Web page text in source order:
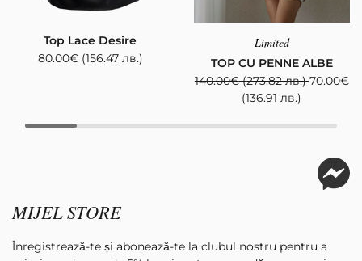
Top Lace Desire
80.00€ (156.47 лв.)
Limited
TOP CU PENNE ALBE
140.00€ (273.82 лв.) 70.00€
(136.91 лв.)
MIJEL STORE
Înregistrează-te și abonează-te la clubul nostru pentru a